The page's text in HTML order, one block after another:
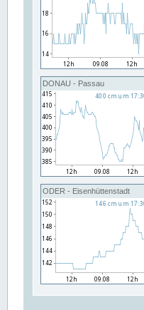
DONAU - Passau
ODER - Eisenhüttenstadt